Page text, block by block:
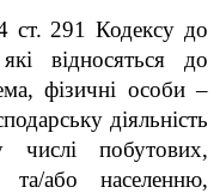
ст. 291 Кодексу до
відносяться до
фізичні особи –
діяльність
побутових,
та/або населенню,